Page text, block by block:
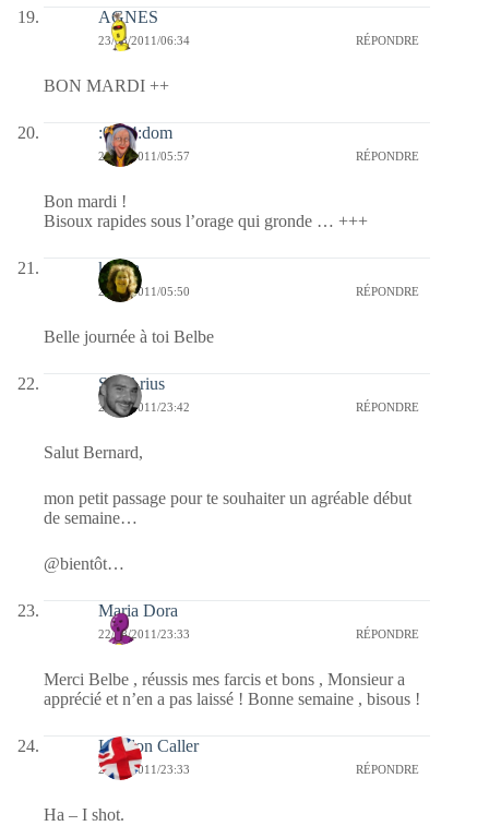
AGNES
23/08/2011/06:34 RÉPONDRE
BON MARDI ++
:0014:dom
23/08/2011/05:57 RÉPONDRE
Bon mardi !
Bisoux rapides sous l’orage qui gronde … +++
katara
23/08/2011/05:50 RÉPONDRE
Belle journée à toi Belbe
SD-Arius
22/08/2011/23:42 RÉPONDRE
Salut Bernard,
mon petit passage pour te souhaiter un agréable début
de semaine…
@bientôt…
Maria Dora
22/08/2011/23:33 RÉPONDRE
Merci Belbe , réussis mes farcis et bons , Monsieur a
apprécié et n’en a pas laissé ! Bonne semaine , bisous !
London Caller
22/08/2011/23:33 RÉPONDRE
Ha – I shot.